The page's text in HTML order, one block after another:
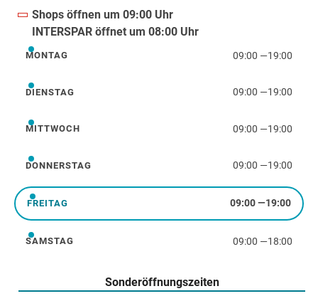
Shops öffnen um 09:00 Uhr
INTERSPAR öffnet um 08:00 Uhr
Montag
MONTAG 09:00 —19:00
Dienstag
DIENSTAG 09:00 —19:00
Mittwoch
MITTWOCH 09:00 —19:00
Donnerstag
DONNERSTAG 09:00 —19:00
Freitag
FREITAG 09:00—19:00
Samstag
SAMSTAG 09:00 —18:00
Sonderöffnungszeiten